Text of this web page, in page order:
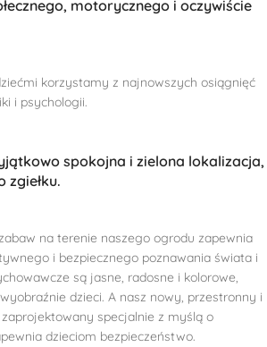
motorycznego i oczywiście
korzystamy z najnowszych osiągnięć
i psychologii.
spokojna i zielona lokalizacja,
zgiełku.
na terenie naszego ogrodu zapewnia
i bezpiecznego poznawania świata i
są jasne, radosne i kolorowe,
dzieci. A nasz nowy, przestronny i
specjalnie z myślą o
dzieciom bezpieczeństwo.